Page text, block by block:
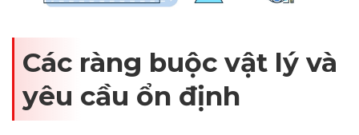
Các ràng buộc vật lý và
yêu cầu ổn định